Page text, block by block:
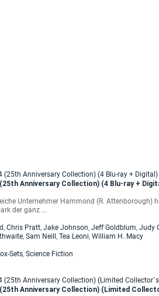
Anniversary Collection) (4 Blu-ray +
Unternehmer Hammond (R. Attenborough)
der ganz ...
, Chris Pratt, Jake Johnson, Jeff Goldblum, Judy
, Sam Neill , Tea Leoni, William H. Macy
Sets, Science Fiction
Anniversary Collection) (Limited